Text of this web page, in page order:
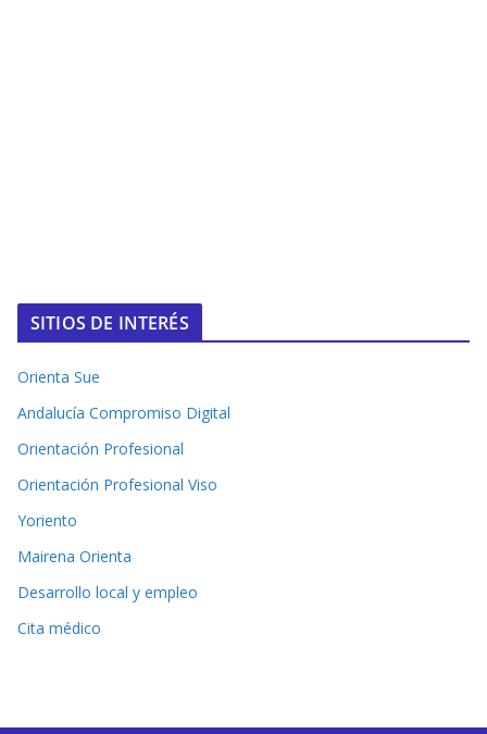
SITIOS DE INTERÉS
Orienta Sue
Andalucía Compromiso Digital
Orientación Profesional
Orientación Profesional Viso
Yoriento
Mairena Orienta
Desarrollo local y empleo
Cita médico